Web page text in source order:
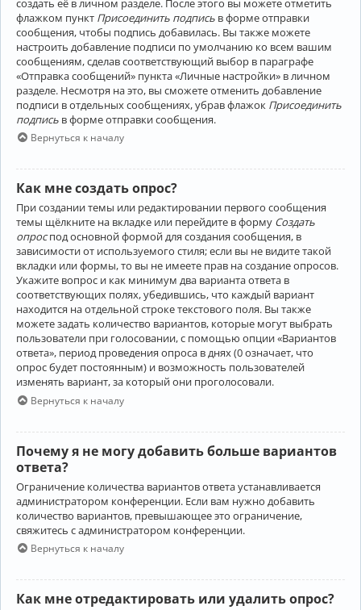
флажком пункт Присоединить подпись в форме отправки
сообщения, чтобы подпись добавилась. Вы также можете
настроить добавление подписи по умолчанию ко всем вашим
сообщениям, сделав соответствующий выбор в параграфе
«Отправка сообщений» пункта «Личные настройки» в личном
разделе. Несмотря на это, вы сможете отменить добавление
подписи в отдельных сообщениях, убрав флажок Присоединить
подпись в форме отправки сообщения.
Вернуться к началу
Как мне создать опрос?
При создании темы или редактировании первого сообщения
темы щёлкните на вкладке или перейдите в форму Создать
опроспод основной формой для создания сообщения, в
зависимости от используемого стиля; если вы не видите такой
вкладки или формы, то вы не имеете прав на создание опросов.
Укажите вопрос и как минимум два варианта ответа в
соответствующих полях, убедившись, что каждый вариант
находится на отдельной строке текстового поля. Вы также
можете задать количество вариантов, которые могут выбрать
пользователи при голосовании, с помощью опции «Вариантов
ответа», период проведения опроса в днях (0 означает, что
опрос будет постоянным) и возможность пользователей
изменять вариант, за который они проголосовали.
Вернуться к началу
Почему я не могу добавить больше вариантов
ответа?
Ограничение количества вариантов ответа устанавливается
администратором конференции. Если вам нужно добавить
количество вариантов, превышающее это ограничение,
свяжитесь с администратором конференции.
Вернуться к началу
Как мне отредактировать или удалить опрос?